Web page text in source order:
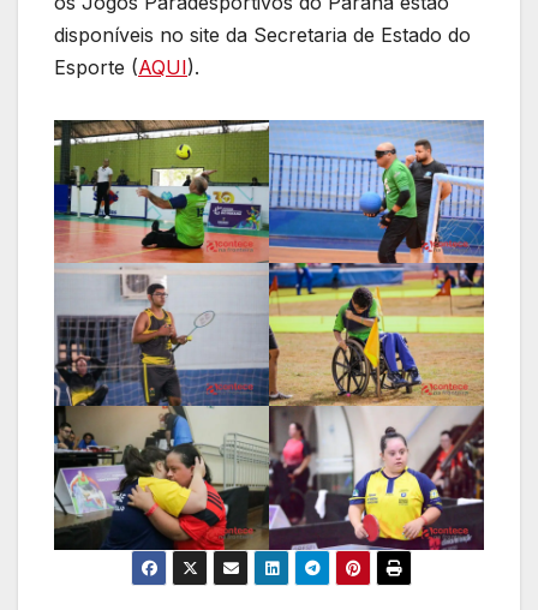
disponíveis no site da Secretaria de Estado do
Esporte (AQUI).